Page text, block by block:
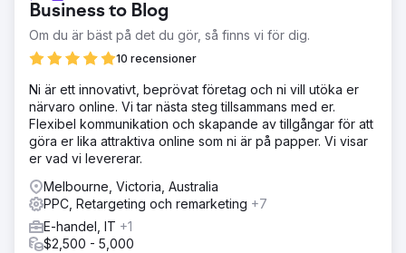
Business to Blog
Om du är bäst på det du gör, så finns vi för dig.
10 recensioner
Ni är ett innovativt, beprövat företag och ni vill utöka er
närvaro online. Vi tar nästa steg tillsammans med er.
Flexibel kommunikation och skapande av tillgångar för att
göra er lika attraktiva online som ni är på papper. Vi visar
er vad vi levererar.
Melbourne, Victoria, Australia
PPC, Retargeting och remarketing +7
E-handel, IT +1
$2,500 - 5,000